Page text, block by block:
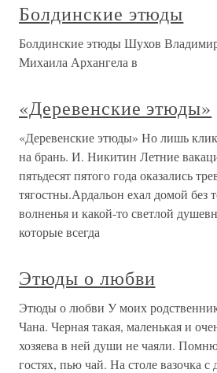
Болдинские этюды
Болдинские этюды Шухов
Михаила Архангела в
«Деревенские этюды»
«Деревенские этюды» Но лишь
на брань. И. Никитин Летние
пятьдесят пятого года оказались
тягостны.Ардальон ехал домой без
волненья и какой-то светлой
которые всегда
Этюды о любви
Этюды о любви У моих
Чана. Черная такая, маленькая и
хозяева в ней души не чаяли.
гостях, пью чай. На столе вазочка с